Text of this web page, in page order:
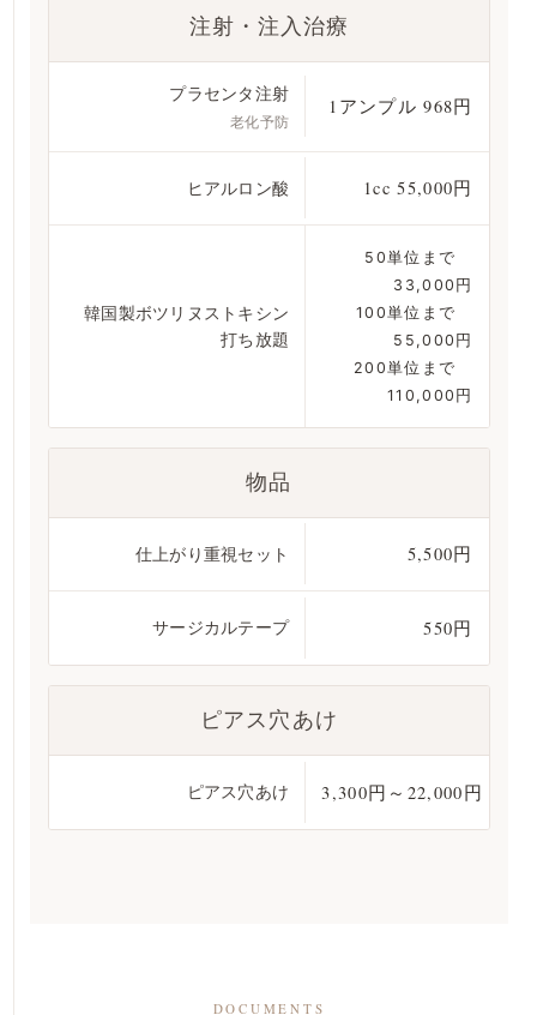
注射・注入治療
プラセンタ注射
老化予防
1アンプル 968円
ヒアルロン酸 1cc 55,000円
韓国製ボツリヌストキシン
打ち放題
50単位まで
33,000円
100単位まで
55,000円
200単位まで
110,000円
物品
仕上がり重視セット 5,500円
サージカルテープ 550円
ピアス穴あけ
ピアス穴あけ 3,300円～22,000円
DOCUMENTS